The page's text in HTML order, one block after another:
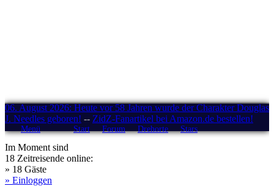
06. August 2026: Heute vor 58 Jahren wurde der Charakter Douglas
J. Needles geboren! -- ZidZ-Fanartikel bei Amazon.de bestellen!
Menü Start Forum Drehorte Stars
Im Moment sind
18 Zeitreisende online:
» 18 Gäste
» Einloggen